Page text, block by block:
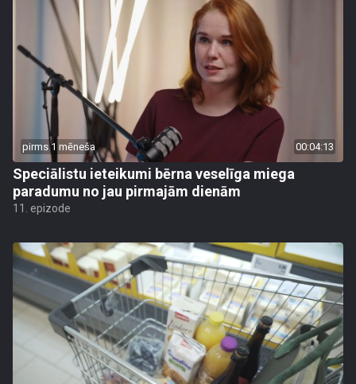
pirms 1 mēneša 00:04:13
Speciālistu ieteikumi bērna veselīga miega
paradumu no jau pirmajām dienām
11. epizode